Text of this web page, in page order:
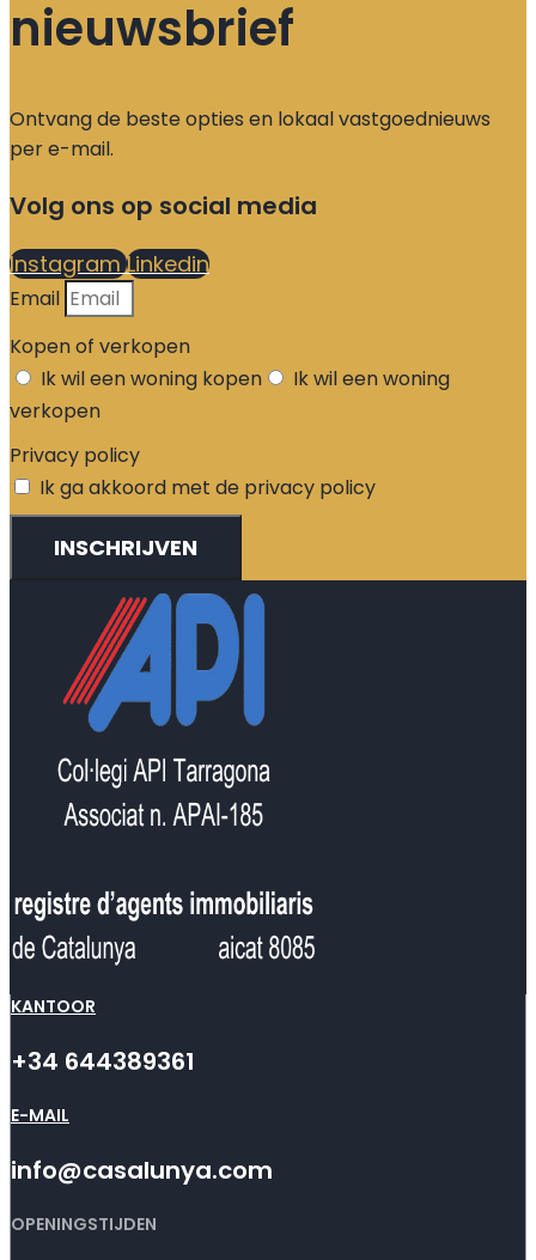
nieuwsbrief
Ontvang de beste opties en lokaal vastgoednieuws
per e-mail.
Volg ons op social media
Instagram Linkedin
Email
Kopen of verkopen
Ik wil een woning kopen
Ik wil een woning
verkopen
Privacy policy
Ik ga akkoord met de privacy policy
INSCHRIJVEN
KANTOOR
+34 644389361
E-MAIL
info@casalunya.com
OPENINGSTIJDEN